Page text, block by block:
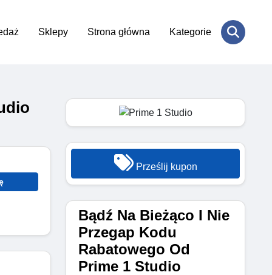
Sklepy Strona główna Kategorie
Prześlij kupon
Bądź Na Bieżąco I Nie
Przegap Kodu
Rabatowego Od
Prime 1 Studio